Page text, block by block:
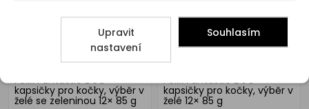
Felix Fantastic DUO
kapsičky pro kočky, výběr v
želé se zeleninou 12× 85 g
Felix Fantastic DUO
kapsičky pro kočky, výběr v
želé 12× 85 g
Upravit
nastavení
Souhlasím